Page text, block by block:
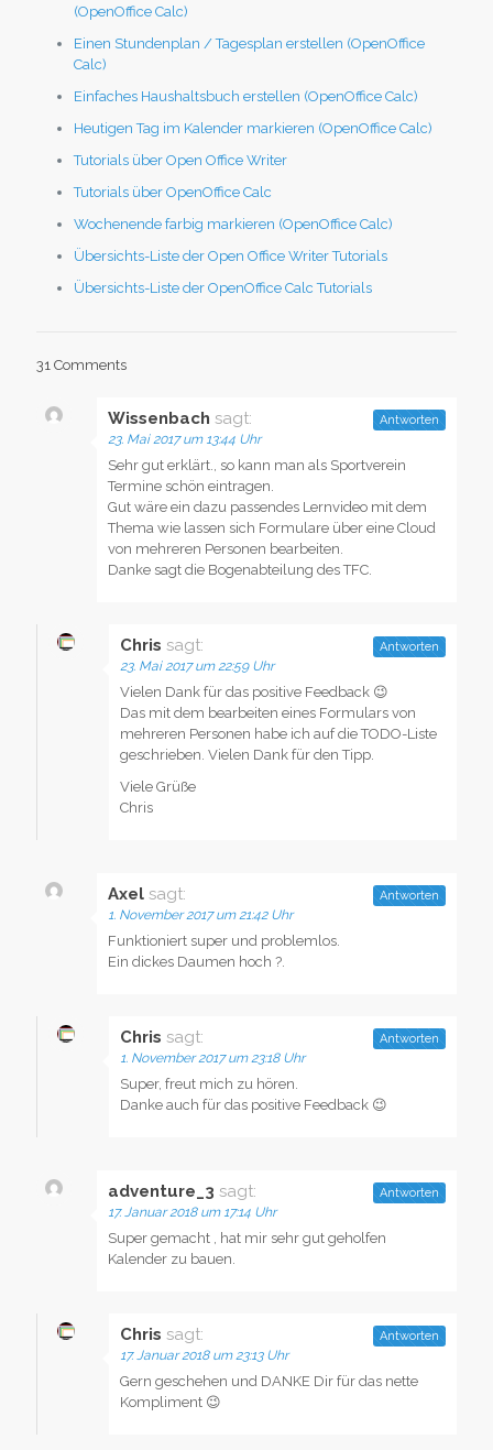
(OpenOffice Calc)
Einen Stundenplan / Tagesplan erstellen (OpenOffice
Calc)
Einfaches Haushaltsbuch erstellen (OpenOffice Calc)
Heutigen Tag im Kalender markieren (OpenOffice Calc)
Tutorials über Open Office Writer
Tutorials über OpenOffice Calc
Wochenende farbig markieren (OpenOffice Calc)
Übersichts-Liste der Open Office Writer Tutorials
Übersichts-Liste der OpenOffice Calc Tutorials
31 Comments
Wissenbach sagt:
23. Mai 2017 um 13:44 Uhr
Sehr gut erklärt., so kann man als Sportverein
Termine schön eintragen.
Gut wäre ein dazu passendes Lernvideo mit dem
Thema wie lassen sich Formulare über eine Cloud
von mehreren Personen bearbeiten.
Danke sagt die Bogenabteilung des TFC.
Antworten
Chris sagt:
23. Mai 2017 um 22:59 Uhr
Vielen Dank für das positive Feedback 😉
Das mit dem bearbeiten eines Formulars von
mehreren Personen habe ich auf die TODO-Liste
geschrieben. Vielen Dank für den Tipp.
Viele Grüße
Chris
Antworten
Axel sagt:
1. November 2017 um 21:42 Uhr
Funktioniert super und problemlos.
Ein dickes Daumen hoch ?.
Antworten
Chris sagt:
1. November 2017 um 23:18 Uhr
Super, freut mich zu hören.
Danke auch für das positive Feedback 😉
Antworten
adventure_3 sagt:
17. Januar 2018 um 17:14 Uhr
Super gemacht , hat mir sehr gut geholfen
Kalender zu bauen.
Antworten
Chris sagt:
17. Januar 2018 um 23:13 Uhr
Gern geschehen und DANKE Dir für das nette
Kompliment 😉
Antworten